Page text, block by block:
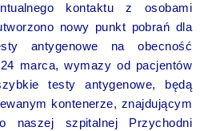
kontaktu z osobami
nowy punkt pobrań dla
antygenowe na obecność
marca, wymazy od pacjentów
testy antygenowe, będą
kontenerze, znajdującym
naszej szpitalnej Przychodni